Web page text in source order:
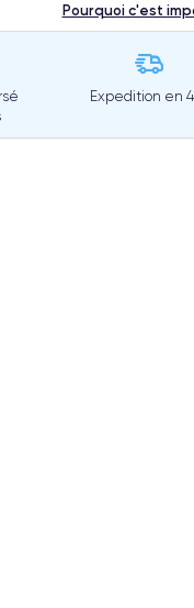
Pourquoi c'est
Expedition en